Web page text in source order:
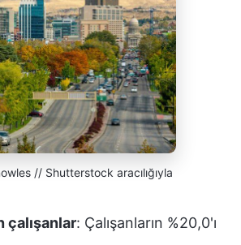
// Shutterstock aracılığıyla
çalışanlar: Çalışanların %20,0'ı